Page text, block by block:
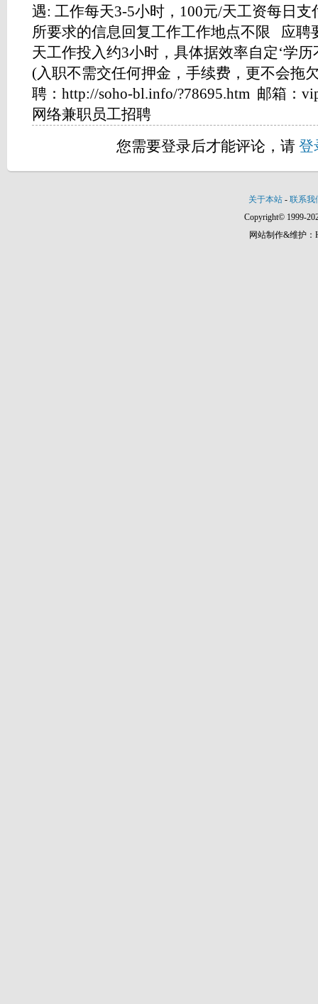
遇: 工作每天3-5小时，100元/天工资每日
所要求的信息回复工作工作地点不限 应聘
天工作投入约3小时，具体据效率自定‘学
(入职不需交任何押金，手续费，更不会拖
聘：http://soho-bl.info/?78695.htm 邮箱：
网络兼职员工招聘
您需要登录后才能评论，请 登
关于本站 - 联系我
Copyright© 1999-
网站制作&维护